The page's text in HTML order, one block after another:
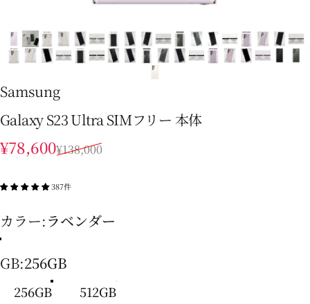
Samsung
Galaxy S23 Ultra SIMフリー 本体
販売価格
¥78,600
通常価格¥138,000
387件
カラー
カラー:ラベンダー
GB
GB:256GB
256GB 512GB